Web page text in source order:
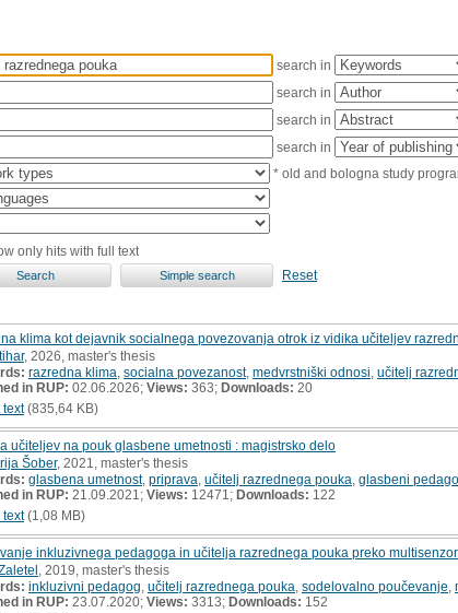
search in
search in
search in
search in
* old and bologna study
only hits with full text
Reset
klima kot dejavnik socialnega povezovanja otrok iz vidika učiteljev
, 2026, master's thesis
razredna klima socialna povezanost, medvrstniški odnosi učitelj
in RUP: 02.06.2026; Views: 363; Downloads: 20
text(835,64 KB)
učiteljev na pouk glasbene umetnosti : magistrsko delo
Šober, 2021, master's thesis
glasbena umetnost, priprava učitelj razrednega pouka glasbeni
in RUP: 21.09.2021; Views: 12471; Downloads: 122
text(1,08 MB)
inkluzivnega pedagoga in učitelja razrednega pouka preko
, 2019, master's thesis
inkluzivni pedagog učitelj razrednega pouka sodelovalno poučevanje
in RUP: 23.07.2020; Views: 3313; Downloads: 152